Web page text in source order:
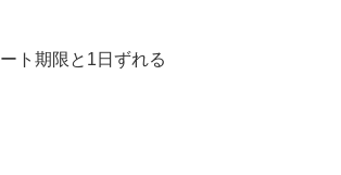
ト期限と1日ずれる